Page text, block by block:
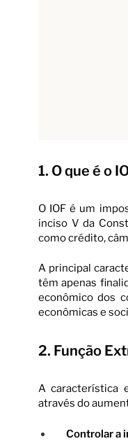
1. O que é o
O IOF é um
inciso V da
como crédito,
A principal
têm apenas
econômico dos
econômicas e
2. Função
A característica
através do
Controlar a